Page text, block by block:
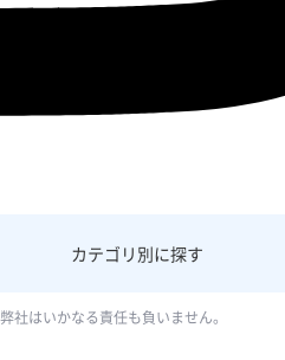
カテゴリ別に探す
社はいかなる責任も負いません。